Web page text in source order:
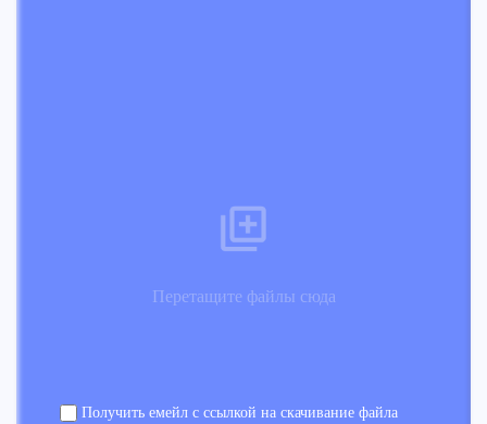
Перетащите файлы сюда
Получить емейл с ссылкой на скачивание файла